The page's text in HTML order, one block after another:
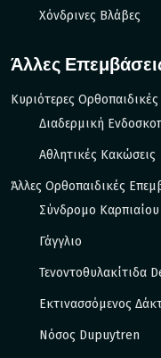
Χόνδρινες Βλάβες
Άλλες
Κυριότερες
Διαδερμική
Αθλητικές Κακώσεις
Άλλες Ορθοπαιδικές
Σύνδρομο
Γάγγλιο
Τενοντοθυλακίτιδα
Εκτινασσόμενος
Νόσος Dupuytren